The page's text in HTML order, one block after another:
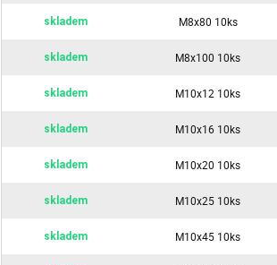
skladem M8x80 10ks
skladem M8x100 10ks
skladem M10x12 10ks
skladem M10x16 10ks
skladem M10x20 10ks
skladem M10x25 10ks
skladem M10x45 10ks